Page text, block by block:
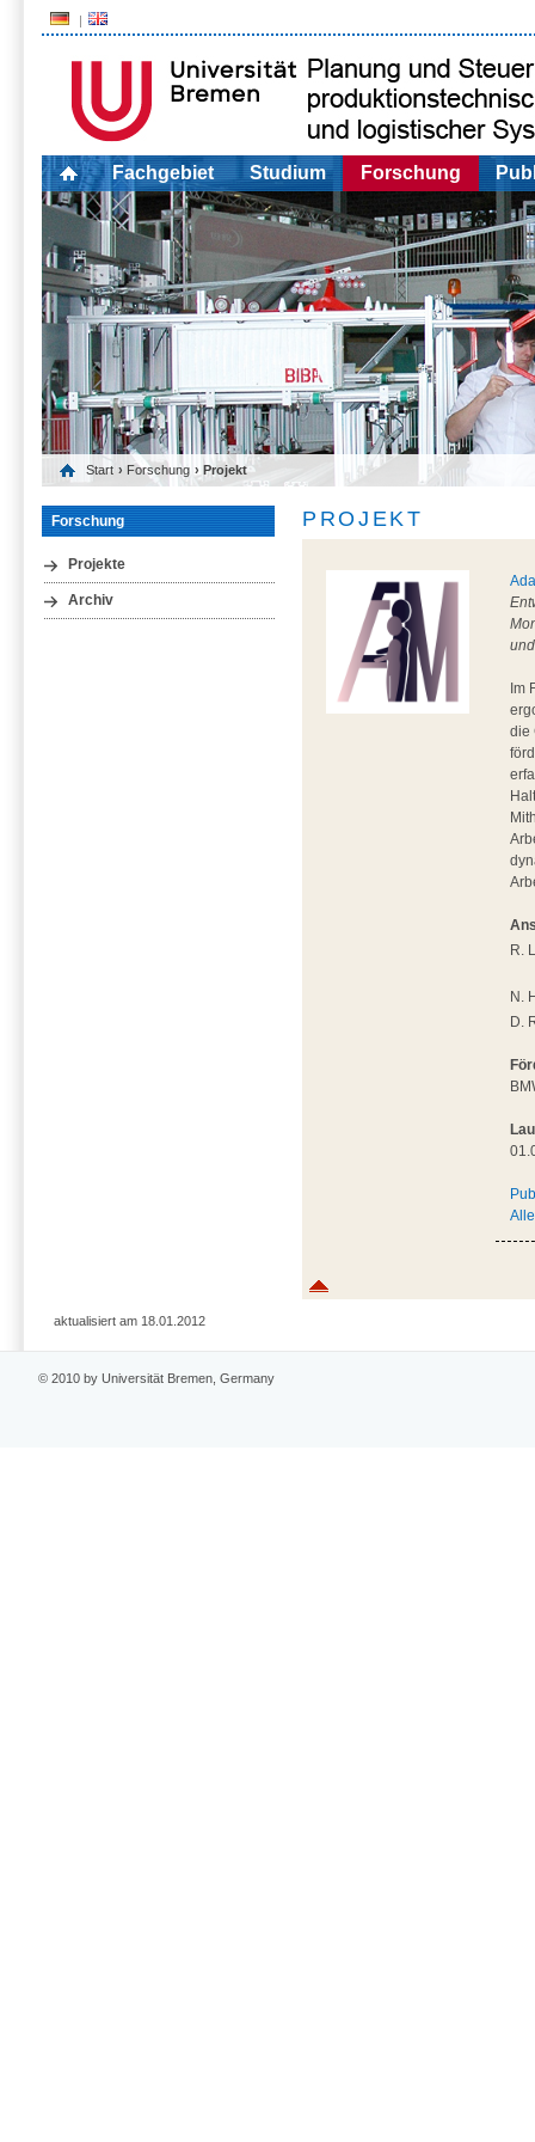
Fachgebiet Studium Forschung
Start › Forschung › Projekt
Forschung
Projekte
Archiv
PROJEKT
Im
die
R.
N.
D.
aktualisiert am 18.01.2012
© 2010 by Universität Bremen, Germany